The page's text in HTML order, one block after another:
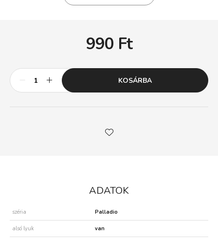
990 Ft
KOSÁRBA
ADATOK
széria Palladio
alsó lyuk van